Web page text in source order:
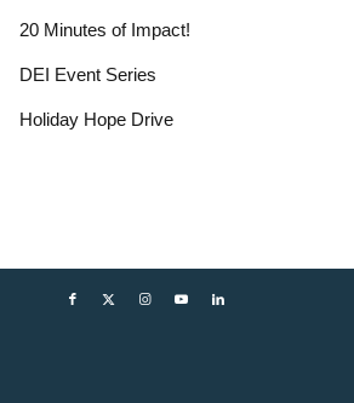
20 Minutes of Impact!
DEI Event Series
Holiday Hope Drive